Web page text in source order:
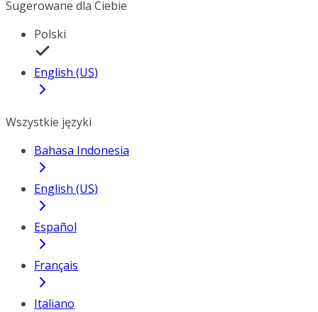
Sugerowane dla Ciebie
Polski
English (US)
Wszystkie języki
Bahasa Indonesia
English (US)
Español
Français
Italiano